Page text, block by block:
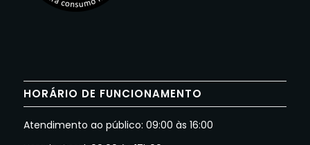
HORÁRIO DE FUNCIONAMENTO
Atendimento ao público: 09:00 às 16:00